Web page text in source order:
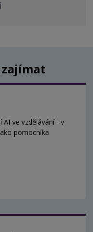
AI ve vzdělávání - v
pomocníka